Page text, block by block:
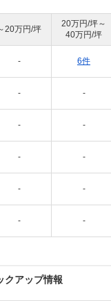
20万円/坪
20万円/坪～
40万円/坪
- 6件
- -
- -
- -
- -
- -
クアップ情報